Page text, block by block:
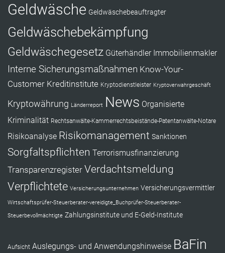
Geldwäsche Geldwäschebeauftragter
Geldwäschebekämpfung
Geldwäschegesetz Güterhändler Immobilienmakler
Interne Sicherungsmaßnahmen Know-Your-
Customer Kreditinstitute Kryptodienstleister Kryptoverwahrgeschäft
Kryptowährung Länderreport News Organisierte
Kriminalität Rechtsanwälte-Kammerrechtsbeistände-Patentanwälte-Notare
Risikoanalyse Risikomanagement Sanktionen
Sorgfaltspflichten Terrorismusfinanzierung
Transparenzregister Verdachtsmeldung
Verpflichtete Versicherungsunternehmen Versicherungsvermittler
Wirtschaftsprüfer-Steuerberater-vereidigte_Buchprüfer-Steuerberater-
Steuerbevollmächtigte Zahlungsinstitute und E-Geld-Institute
Aufsicht Auslegungs- und Anwendungshinweise BaFin